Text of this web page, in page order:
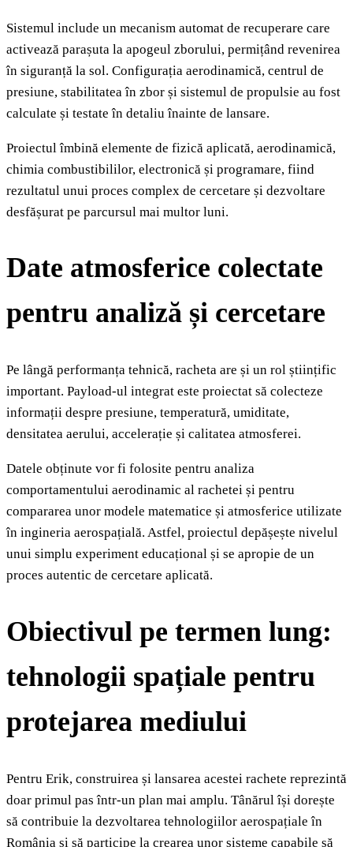
Sistemul include un mecanism automat de recuperare care
activează parașuta la apogeul zborului, permițând revenirea
în siguranță la sol. Configurația aerodinamică, centrul de
presiune, stabilitatea în zbor și sistemul de propulsie au fost
calculate și testate în detaliu înainte de lansare.
Proiectul îmbină elemente de fizică aplicată, aerodinamică,
chimia combustibililor, electronică și programare, fiind
rezultatul unui proces complex de cercetare și dezvoltare
desfășurat pe parcursul mai multor luni.
Date atmosferice colectate
pentru analiză și cercetare
Pe lângă performanța tehnică, racheta are și un rol științific
important. Payload-ul integrat este proiectat să colecteze
informații despre presiune, temperatură, umiditate,
densitatea aerului, accelerație și calitatea atmosferei.
Datele obținute vor fi folosite pentru analiza
comportamentului aerodinamic al rachetei și pentru
compararea unor modele matematice și atmosferice utilizate
în ingineria aerospațială. Astfel, proiectul depășește nivelul
unui simplu experiment educațional și se apropie de un
proces autentic de cercetare aplicată.
Obiectivul pe termen lung:
tehnologii spațiale pentru
protejarea mediului
Pentru Erik, construirea și lansarea acestei rachete reprezintă
doar primul pas într-un plan mai amplu. Tânărul își dorește
să contribuie la dezvoltarea tehnologiilor aerospațiale în
România și să participe la crearea unor sisteme capabile să